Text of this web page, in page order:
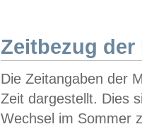
Zeitbezug der
Die Zeitangaben der
Zeit dargestellt. Dies
Wechsel im Sommer